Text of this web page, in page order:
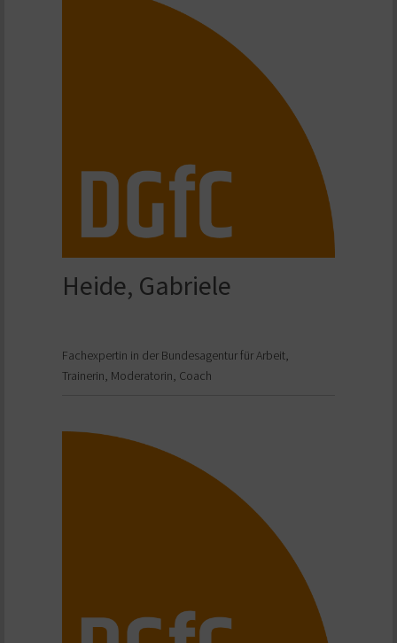
Heide, Gabriele
Fachexpertin in der Bundesagentur für Arbeit,
Trainerin, Moderatorin, Coach